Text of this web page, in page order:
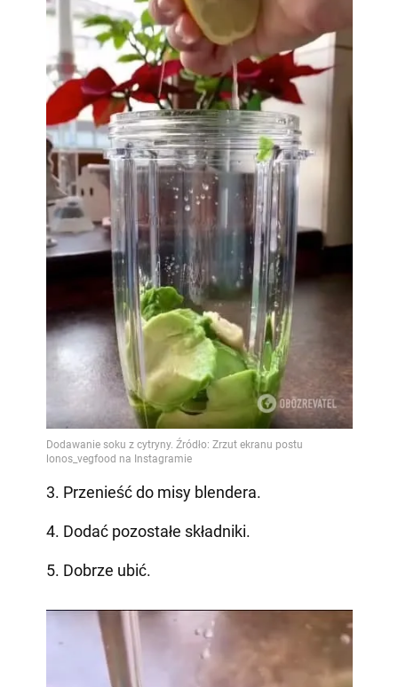
3. Przenieść do misy blendera.
4. Dodać pozostałe składniki.
5. Dobrze ubić.